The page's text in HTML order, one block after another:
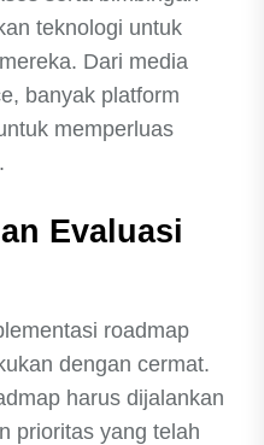
teknologi untuk
Dari media
banyak platform
memperluas
Evaluasi
roadmap
dengan cermat.
harus dijalankan
prioritas yang telah